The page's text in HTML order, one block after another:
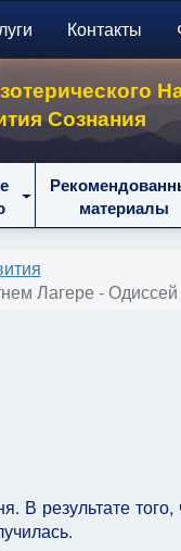
Контакты
Сознания
материалы
Лагере - Одиссей
В результате того,